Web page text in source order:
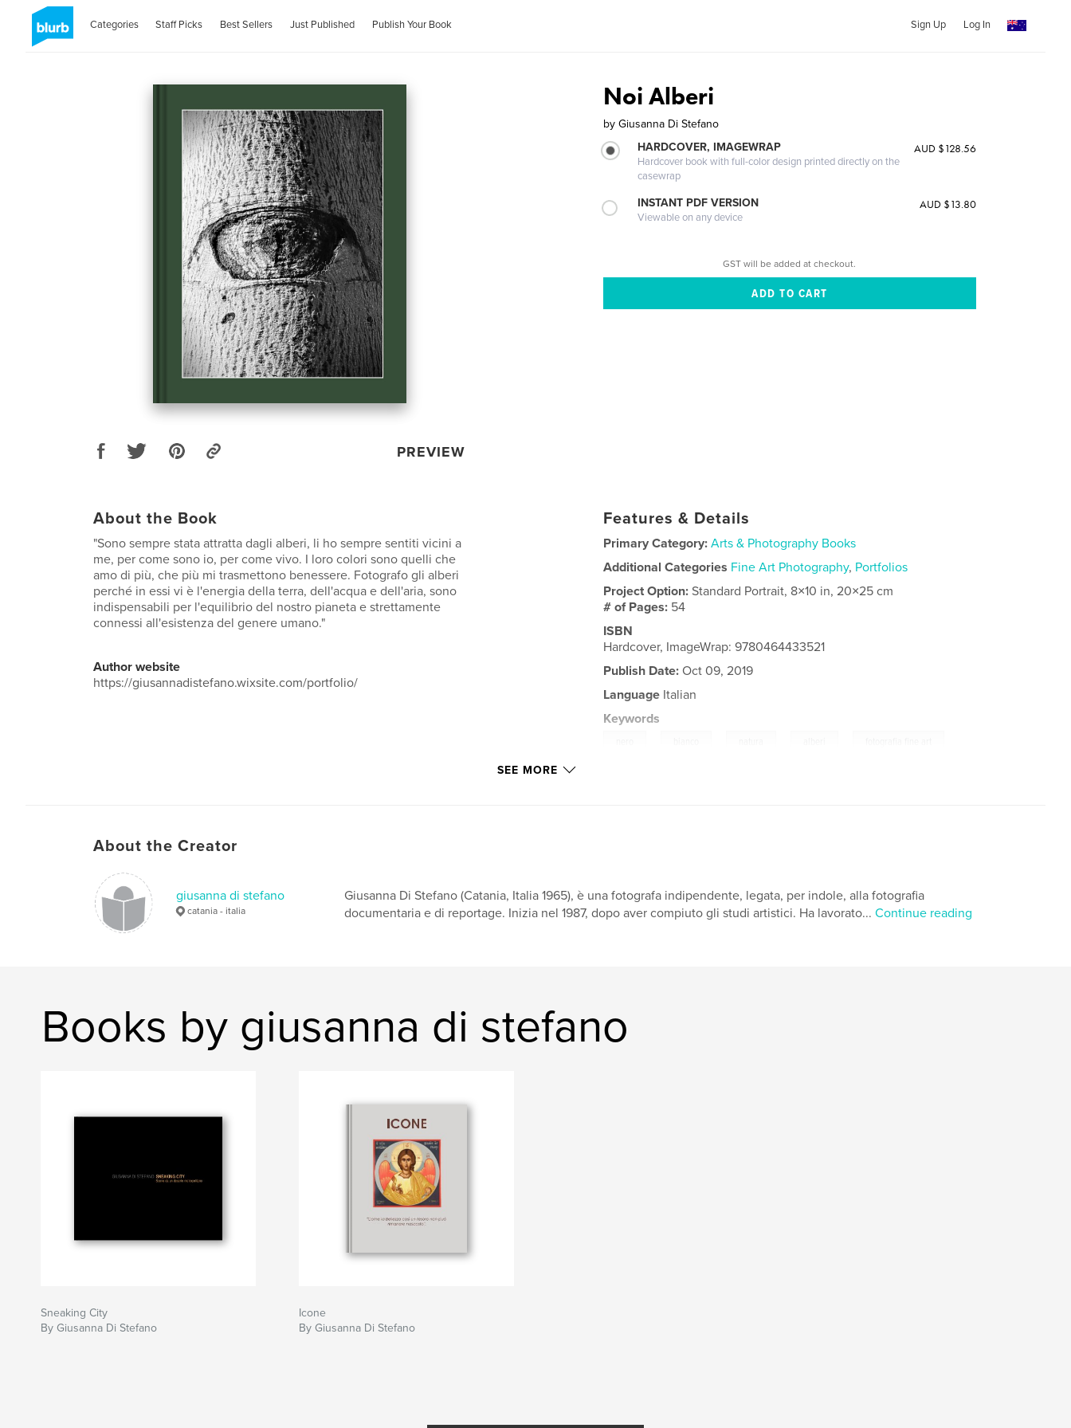
Categories Staff Picks Best Sellers Just Published Publish Your Book Sign Up Log In
PREVIEW
Noi Alberi
by Giusanna Di Stefano
HARDCOVER, IMAGEWRAP
Hardcover book with full-color design printed directly on the
casewrap
AUD $128.56
INSTANT PDF VERSION
Viewable on any device
AUD $13.80
GST will be added at checkout.
About the Book
"Sono sempre stata attratta dagli alberi, li ho sempre sentiti vicini a
me, per come sono io, per come vivo. I loro colori sono quelli che
amo di più, che più mi trasmettono benessere. Fotografo gli alberi
perché in essi vi è l'energia della terra, dell'acqua e dell'aria, sono
indispensabili per l'equilibrio del nostro pianeta e strettamente
connessi all'esistenza del genere umano."
Author website
https://giusannadistefano.wixsite.com/portfolio/
Features & Details
Primary Category: Arts & Photography Books
Additional Categories Fine Art Photography, Portfolios
Project Option:Standard Portrait, 8×10 in, 20×25 cm
# of Pages: 54
ISBN
Hardcover, ImageWrap: 9780464433521
Publish Date: Oct 09, 2019
Language Italian
Keywords
SEE MORE
About the Creator
giusanna di stefano
catania - italia
Giusanna Di Stefano (Catania, Italia 1965), è una fotografa indipendente, legata, per indole, alla fotografia
documentaria e di reportage. Inizia nel 1987, dopo aver compiuto gli studi artistici. Ha lavorato... Continue reading
Books by giusanna di stefano
Sneaking City
By Giusanna Di Stefano
Icone
By Giusanna Di Stefano